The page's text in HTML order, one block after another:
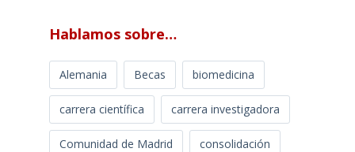
Hablamos sobre…
Alemania Becas biomedicina
carrera científica carrera investigadora
Comunidad de Madrid consolidación